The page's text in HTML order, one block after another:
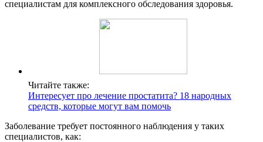
специалистам для комплексного обследования здоровья.
Читайте также:
Интересует про лечение простатита? 18 народных
средств, которые могут вам помочь
Заболевание требует постоянного наблюдения у таких
специалистов, как: